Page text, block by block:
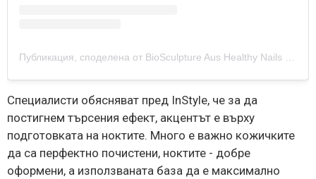
Публикация, споделена от BioSculpture Aus Healthy Nails (@biosculptureaus)
Специалисти обясняват пред InStyle, че за да
постигнем търсения ефект, акцентът е върху
подготовката на ноктите. Много е важно кожичките
да са перфектно почистени, ноктите - добре
оформени, а използваната база да е максимално